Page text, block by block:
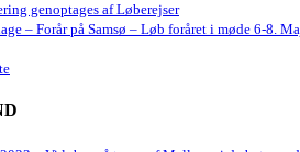
genoptages af Løberejser
– Forår på Samsø – Løb foråret i møde 6-8.